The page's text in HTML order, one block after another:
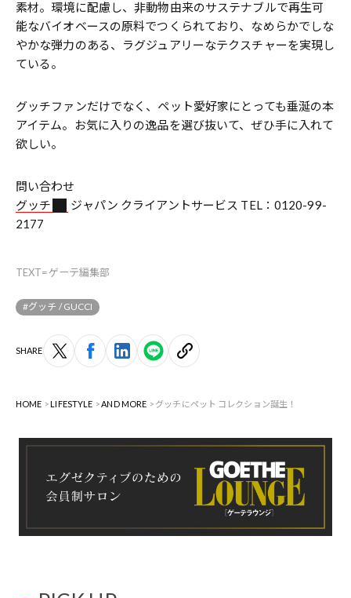
素材。環境に配慮し、非動物由来のサステナブルで再生可
能なバイオベースの原料でつくられており、なめらかでしな
やかな弾力のある、ラグジュアリーなテクスチャーを実現し
ている。
グッチファンだけでなく、ペット愛好家にとっても垂涎の本
アイテム。お気に入りの逸品を選び抜いて、ぜひ手に入れて
欲しい。
問い合わせ
グッチ
ジャパン クライアントサービス TEL：0120-99-
2177
TEXT=ゲーテ編集部
#グッチ / GUCCI
SHARE
HOME LIFESTYLE AND MORE グッチにペット コレクション誕生！